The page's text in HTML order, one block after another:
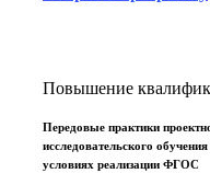
Повышение
Передовые практики
исследовательского
условиях реализации ФГОС